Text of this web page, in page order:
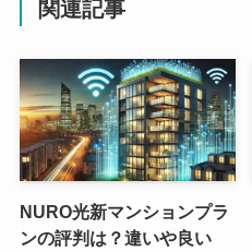
関連記事
NURO光新マンションプラ
ンの評判は？違いや良い